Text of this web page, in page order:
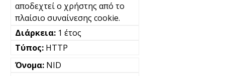
αποδεχτεί ο χρήστης από το
πλαίσιο συναίνεσης cookie.
1 έτος
HTTP
NID